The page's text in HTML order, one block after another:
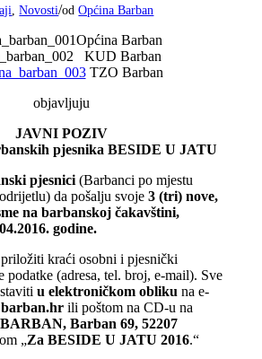
,Novosti/odOpćina Barban
Općina Barban
KUD Barban
TZO Barban
objavljuju
JAVNI POZIV
pjesnika BESIDE U JATU
pjesnici (Barbanci po mjestu
da pošalju svoje3 (tri) nove,
na barbanskoj čakavštini,
godine.
kraći osobni i pjesnički
podatke (adresa, tel. broj, e-mail). Sve
u elektroničkom obliku na e-
ili poštom na CD-u na
Barban 69, 52207
„Za BESIDE U JATU 2016.“